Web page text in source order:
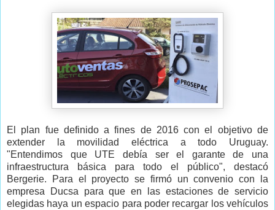
El plan fue definido a fines de 2016 con el objetivo de
extender la movilidad eléctrica a todo Uruguay.
"Entendimos que UTE debía ser el garante de una
infraestructura básica para todo el público", destacó
Bergerie. Para el proyecto se firmó un convenio con la
empresa Ducsa para que en las estaciones de servicio
elegidas haya un espacio para poder recargar los vehículos